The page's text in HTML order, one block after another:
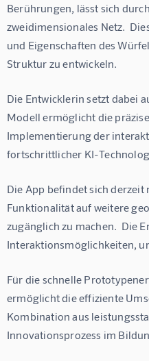
Berührungen, lässt sich
zweidimensionales Netz.
und Eigenschaften des
Struktur zu entwickeln.
Die Entwicklerin setzt dabei
Modell ermöglicht die
Implementierung der
fortschrittlicher KI-
Die App befindet sich
Funktionalität auf weitere
zugänglich zu machen.  Die
Interaktionsmöglichkeiten,
Für die schnelle
ermöglicht die effiziente
Kombination aus
Innovationsprozess im